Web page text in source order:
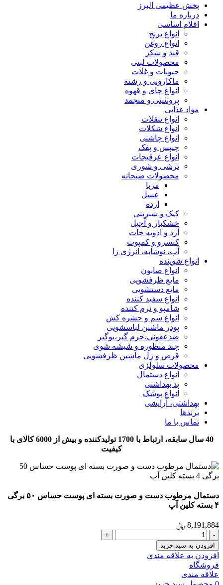
پخش عظیمی البرز
درباره ما
اقلام اساسی
انواع برنج
انواع روغن
قند و شکر
محصولات لبنی
حبوبات و غلات
ماکارونی و رشته
انواع چای و قهوه
پروتئینی و منجمد
مواد غذایی
انواع تنقلات
انواع شکلات
انواع چاشنی
چیپس و پفک
انواع عرقیجات
ترشی و شوری
محصولات صبحانه
مربا
عسل
ارده
کیک و شیرینی
خشکبار و آجیل
آرد و ادویه جات
کنسرو و کمپوت
آب، نوشابه، انرژی زا
انواع شوینده
انواع صابون
مایع ظرفشویی
مایع دستشویی
انواع سفید کننده
شامپو و نرم کننده
انواع سم و حشره کش
پودر ماشین لباسشویی
ضدعفونی،جرم گیر،بوگیر
چند منظوره و شیشه شوی
قرص و ژل ماشین ظرفشویی
محصولات سلولزی
انواع دستمال
پد بهداشتی
انواع پوشک
بهداشتی، آرایشی
برندها
تماس با ما
40 سال سابقه، ارتباط با 1700 تولیدکننده و بیش از 6000 کالای با
کیفیت
دستمال مرطوب دست و صورت بسته ای پوست حساس ۵۰ برگی
۴ بسته کلین آپ
8,191,884 ﷼
افزودن به سبد خرید
افزودن به علاقه مندی
فروشگاه
علاقه مندی